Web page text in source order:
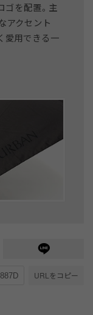
を配置。主
アクセント
愛用できる一
URLをコピー